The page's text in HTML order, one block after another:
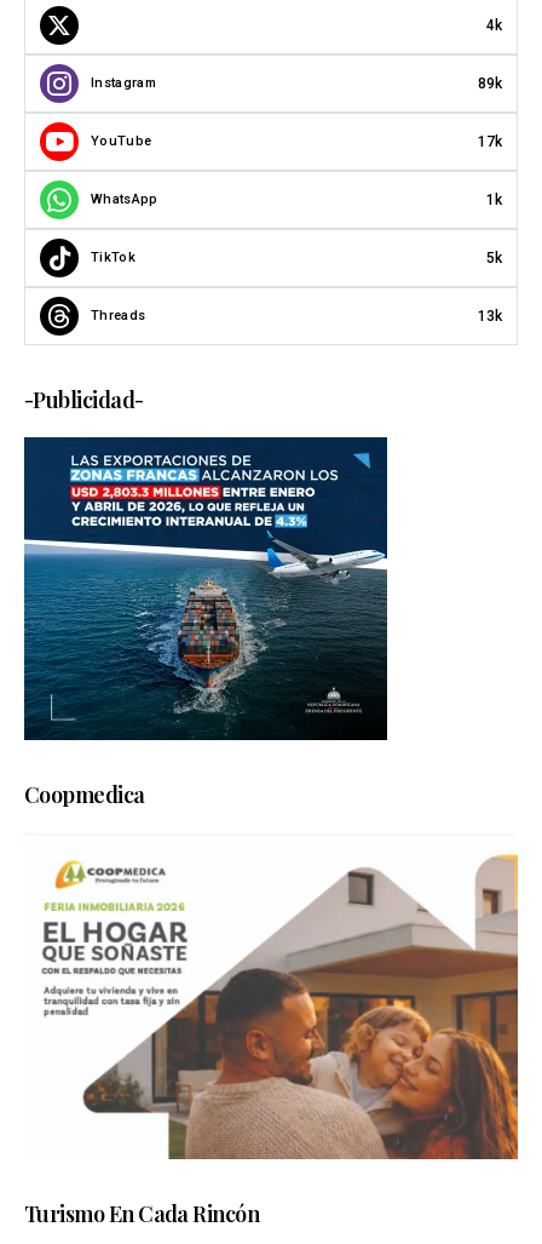
4k
Instagram 89k
YouTube 17k
WhatsApp 1k
TikTok 5k
Threads 13k
-Publicidad-
Coopmedica
Turismo En Cada Rincón